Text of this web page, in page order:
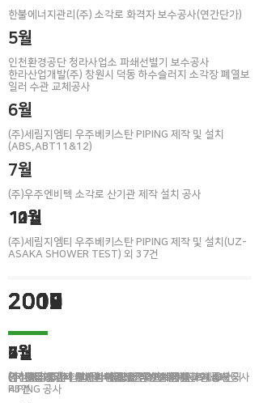
한불에너지관리(주) 소각로 화격자 보수공사(연간단가)
5월
인천환경공단 청라사업소 파쇄선별기 보수공사
​한라산업개발(주) 창원시 덕동 하수슬러지 소각장 폐열보
일러 수관 교체공사
6월
(주)세림지엠티 우주베키스탄 PIPING 제작 및 설치
(ABS,ABT11&12)
(주)우주엔비텍 소각로 산기관 제작 설치 공사
7월
11월
(주)세림지엠티 우주베키스탄 PIPING 제작 및 설치(UZ-
ASAKA SHOWER TEST) 외 37건
2월
(주)세림지엠티 GM 전처리, 전착 설치공사
2012
11월
2011
(주)한국대기사 KIA 화성공장 PT/ED 배관 교체공사 외
43건
6월
2010
인천환경공단 협잡물 배출 스크류컨베이어 교체공사
2월
11월
(주)세림지엠티 철도차체 도장부스 순환배관 외 41건
7월
(주)우주엔비텍 부천시 재활용 선별장 선별라인 증설공사
2009
2008
제니코식품(주) 열교환기 제작
5월
1월
영산테크노(주) 알카리아연도금 & 크로메이트 LINE
PIPING 공사
2007
12월
10월